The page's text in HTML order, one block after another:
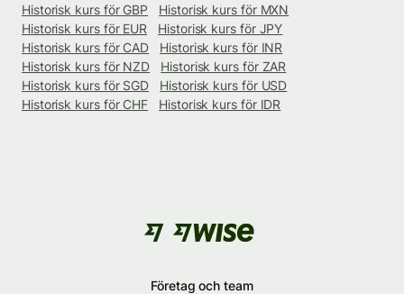
Historisk kurs för GBP
Historisk kurs för MXN
Historisk kurs för EUR
Historisk kurs för JPY
Historisk kurs för CAD
Historisk kurs för INR
Historisk kurs för NZD
Historisk kurs för ZAR
Historisk kurs för SGD
Historisk kurs för USD
Historisk kurs för CHF
Historisk kurs för IDR
Företag och team